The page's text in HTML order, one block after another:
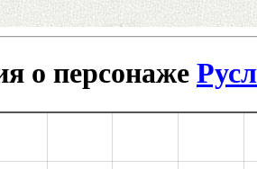
о персонаже